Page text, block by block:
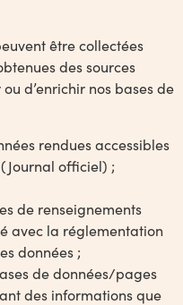
être collectées
des sources
d’enrichir nos bases de
rendues accessibles
officiel) ;
de renseignements
avec la réglementation
données ;
de données/pages
des informations que